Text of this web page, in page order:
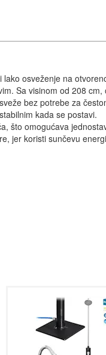
osveženje na
Sa visinom od 208
bez potrebe za
kada se postavi.
što omogućava
jer koristi sunčevu